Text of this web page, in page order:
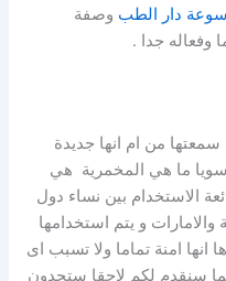
دار الطب وصفة
وفعاله جدا .
من ام انها جديدة
سويا ما هي المخمرية هي
الاستخدام بين نساء دول
و يتم استخدامها
انها امنة تماما ولا تسبب اى
سنقدم لكم لاحقا ستجدون